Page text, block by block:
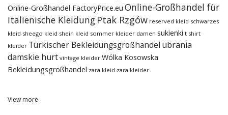
Online-Großhandel FactoryPrice.eu Online-Großhandel für
italienische Kleidung Ptak Rzgów reserved kleid schwarzes
kleid sheego kleid shein kleid sommer kleider damen sukienki t shirt
kleider Türkischer Bekleidungsgroßhandel ubrania
damskie hurt vintage kleider Wólka Kosowska
Bekleidungsgroßhandel zara kleid zara kleider
View more